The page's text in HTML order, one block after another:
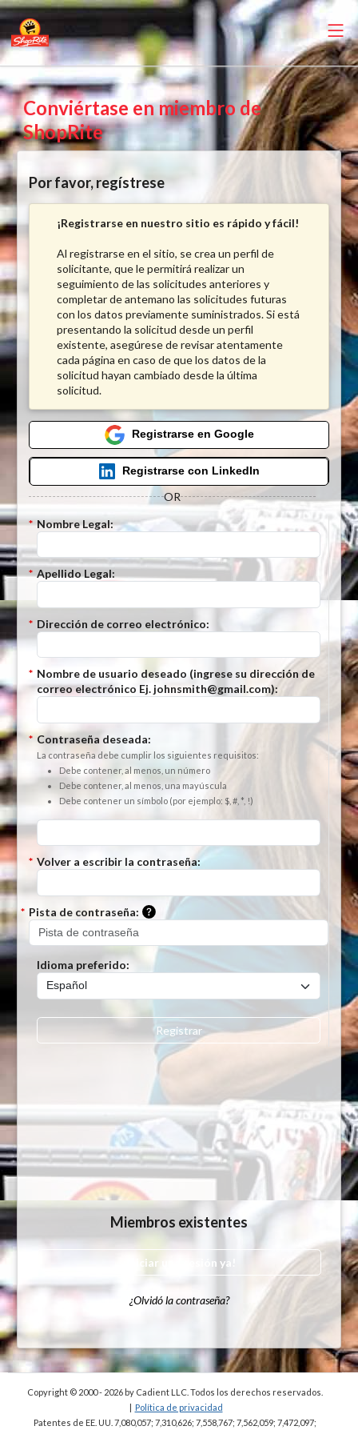
Conviértase en miembro de
ShopRite
Por favor, regístrese
¡Registrarse en nuestro sitio es rápido y fácil!
Al registrarse en el sitio, se crea un perfil de
solicitante, que le permitirá realizar un
seguimiento de las solicitudes anteriores y
completar de antemano las solicitudes futuras
con los datos previamente suministrados. Si está
presentando la solicitud desde un perfil
existente, asegúrese de revisar atentamente
cada página en caso de que los datos de la
solicitud hayan cambiado desde la última
solicitud.
Registrarse en Google
Registrarse con LinkedIn
OR
* Nombre Legal:
* Apellido Legal:
* Dirección de correo electrónico:
* Nombre de usuario deseado (ingrese su dirección de
correo electrónico Ej. johnsmith@gmail.com):
* Contraseña deseada:
La contraseña debe cumplir los siguientes requisitos:
Debe contener, al menos, un número
Debe contener, al menos, una mayúscula
Debe contener un símbolo (por ejemplo: $, #, *, !)
* Volver a escribir la contraseña:
* Pista de contraseña: Por favor, ingrese una pista que se
Idioma preferido:
Registrar
Miembros existentes
¡Iniciar una sesión ya!
¿Olvidó la contraseña?
Copyright © 2000 - 2026 by Cadient LLC. Todos los derechos reservados.
| Política de privacidad
Patentes de EE. UU. 7,080,057; 7,310,626; 7,558,767; 7,562,059; 7,472,097;